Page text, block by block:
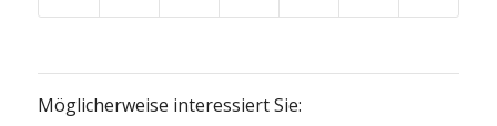
Möglicherweise interessiert Sie: